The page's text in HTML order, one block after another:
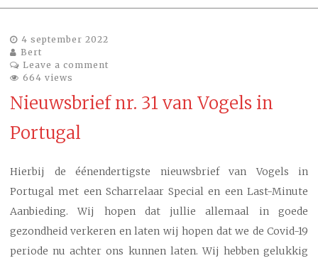
4 september 2022
Bert
Leave a comment
664 views
Nieuwsbrief nr. 31 van Vogels in
Portugal
Hierbij de éénendertigste nieuwsbrief van Vogels in
Portugal met een Scharrelaar Special en een Last-Minute
Aanbieding. Wij hopen dat jullie allemaal in goede
gezondheid verkeren en laten wij hopen dat we de Covid-19
periode nu achter ons kunnen laten. Wij hebben gelukkig